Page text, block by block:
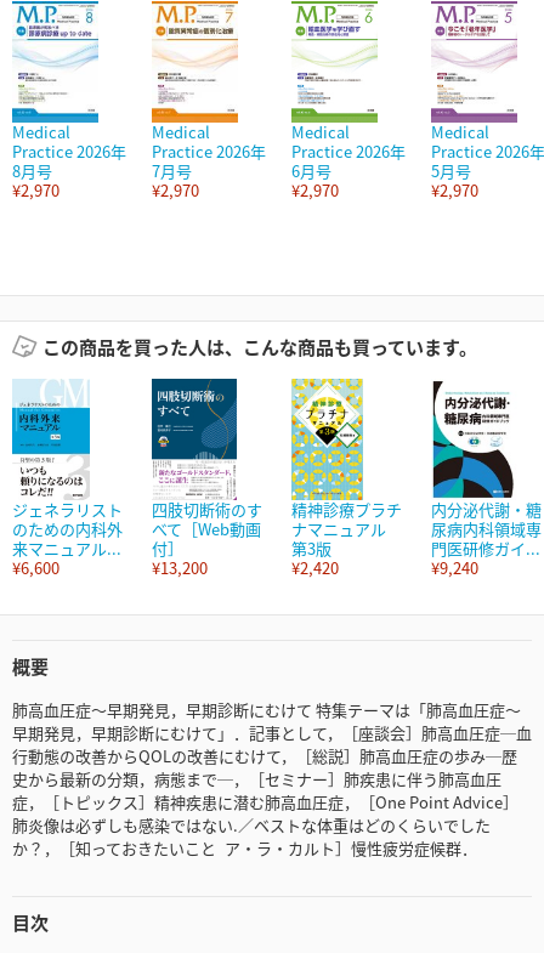
Medical
Practice 2026年
8月号
¥2,970
Medical
Practice 2026年
7月号
¥2,970
Medical
Practice 2026年
6月号
¥2,970
Medical
Practice 2026年
5月号
¥2,970
この商品を買った人は、こんな商品も買っています。
ジェネラリスト
のための内科外
来マニュアル...
¥6,600
四肢切断術のす
べて［Web動画
付］
¥13,200
精神診療プラチ
ナマニュアル
第3版
¥2,420
内分泌代謝・糖
尿病内科領域専
門医研修ガイ...
¥9,240
概要
肺高血圧症～早期発見，早期診断にむけて 特集テーマは「肺高血圧症～
早期発見，早期診断にむけて」．記事として，［座談会］肺高血圧症─血
行動態の改善からQOLの改善にむけて，［総説］肺高血圧症の歩み─歴
史から最新の分類，病態まで─，［セミナー］肺疾患に伴う肺高血圧
症，［トピックス］精神疾患に潜む肺高血圧症，［One Point Advice］
肺炎像は必ずしも感染ではない.／ベストな体重はどのくらいでした
か？，［知っておきたいこと ア・ラ・カルト］慢性疲労症候群．
目次